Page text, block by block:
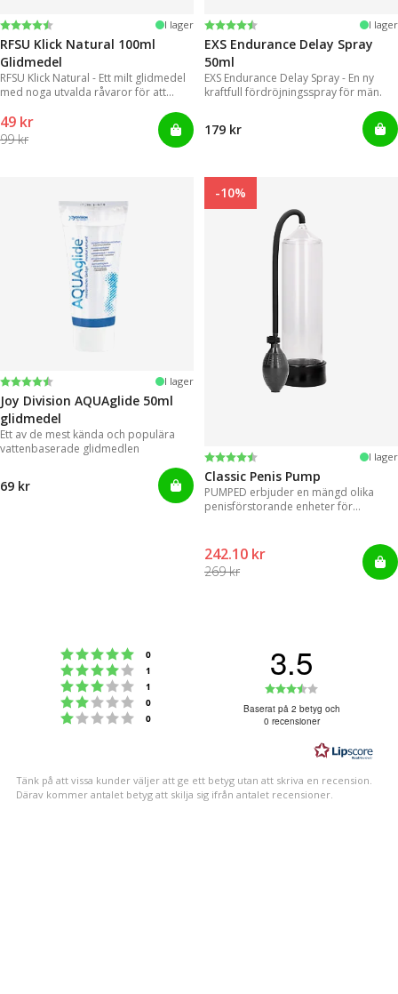
Betyg:
4.4 utav 5 stjärnor I lager
RFSU Klick Natural 100ml
Glidmedel
RFSU Klick Natural - Ett milt glidmedel
med noga utvalda råvaror för att
49 kr
99 kr
Betyg:
4.2 utav 5 stjärnor I lager
EXS Endurance Delay Spray
50ml
EXS Endurance Delay Spray - En ny
kraftfull fördröjningsspray för män.
179 kr
Betyg:
4.2 utav 5 stjärnor I lager
Joy Division AQUAglide 50ml
glidmedel
Ett av de mest kända och populära
vattenbaserade glidmedlen
69 kr
-10%
Betyg:
4.3 utav 5 stjärnor I lager
Classic Penis Pump
PUMPED erbjuder en mängd olika
penisförstorande enheter för
242.10 kr
269 kr
Betyg: 5 utav 5 stjärnor
0
Betyg: 4 utav 5 stjärnor
1
Betyg: 3 utav 5 stjärnor
1
Betyg: 2 utav 5 stjärnor
0
Betyg: 1 utav 5 stjärnor
0
3.5
3.5
utav
5
stjärnor
Baserat på 2 betyg och
0 recensioner
Tänk på att vissa kunder väljer att ge ett betyg utan att skriva en recension.
Därav kommer antalet betyg att skilja sig ifrån antalet recensioner.